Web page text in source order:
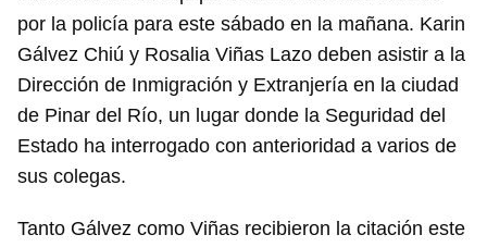
por la policía para este sábado en la mañana. Karin
Gálvez Chiú y Rosalia Viñas Lazo deben asistir a la
Dirección de Inmigración y Extranjería en la ciudad
de Pinar del Río, un lugar donde la Seguridad del
Estado ha interrogado con anterioridad a varios de
sus colegas.
Tanto Gálvez como Viñas recibieron la citación este